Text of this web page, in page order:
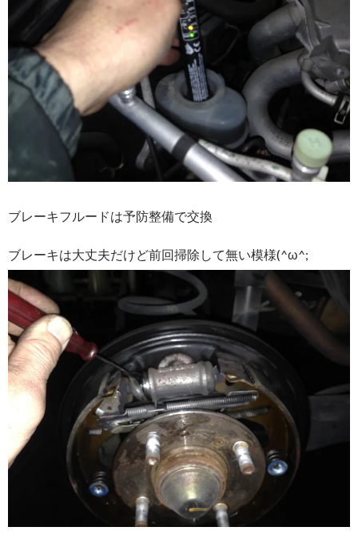
ブレーキフルードは予防整備で交換
ブレーキは大丈夫だけど前回掃除して無い模様(^ω^;